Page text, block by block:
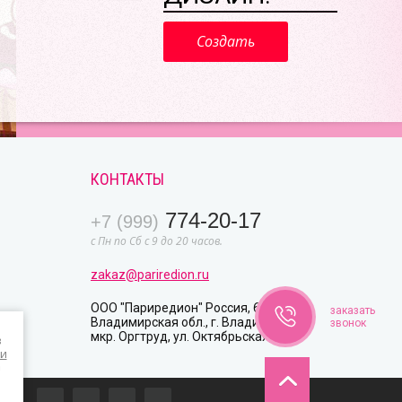
заказать
звонок
Создать
КОНТАКТЫ
+7 (999) 774-20-17
с Пн по Сб с 9 до 20 часов.
zakaz@pariredion.ru
ООО "Париредион" Россия, 600003
Владимирская обл., г. Владимир,
мкр. Оргтруд, ул. Октябрьская, д. 26